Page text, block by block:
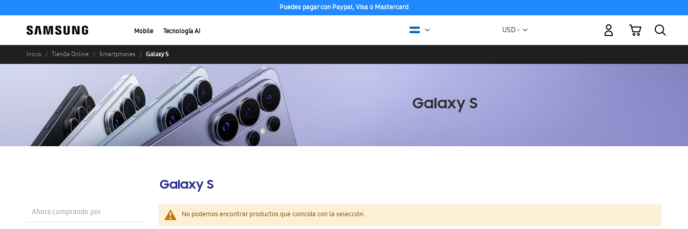
Puedes pagar con Paypal, Visa o Mastercard
Mobile Tecnología AI Moneda
USD -
Mi carrito
Inicio Tienda Online Smartphones Galaxy S
Galaxy S
No podemos encontrar productos que coincida con la selección.
Ahora comprando por